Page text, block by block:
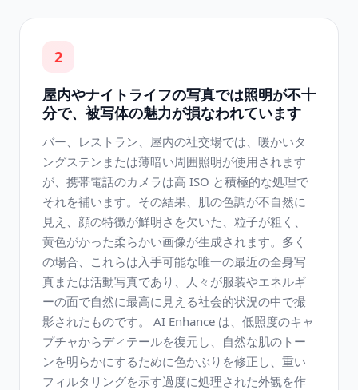
2
屋内やナイトライフの写真では照明が不十
分で、被写体の魅力が損なわれています
バー、レストラン、屋内の社交場では、暖かいタ
ングステンまたは薄暗い周囲照明が使用されます
が、携帯電話のカメラは高 ISO と積極的な処理で
それを補います。その結果、肌の色調が不自然に
見え、顔の特徴が鮮明さを欠いた、粒子が粗く、
黄色がかった柔らかい画像が生成されます。多く
の場合、これらは入手可能な唯一の最近の全身写
真または活動写真であり、人々が服装やエネルギ
ーの面で自然に最高に見える社会的状況の中で撮
影されたものです。 AI Enhance は、低照度のキャ
プチャからディテールを復元し、自然な肌のトー
ンを明らかにするために色かぶりを修正し、重い
フィルタリングを示す過度に処理された外観を作